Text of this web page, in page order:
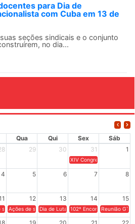
para Dia de
com Cuba em 13 de
seções sindicais e o conjunto
no dia...
Qua Qui Sex
Sáb
29 30 31 1
XIV Congresso Brasileiro
4 5 6 7 8
12 13 14 15
solidariedade a Cuba no Rio Grande do Sul - 100
Ações de solidariedade a Cuba no Rio Grande do
Dia de Luta em Defesa de Cuba e da
102º Encontro da
Reunião